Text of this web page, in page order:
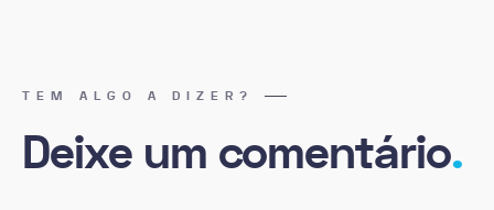
TEM ALGO A DIZER?
Deixe um comentário.